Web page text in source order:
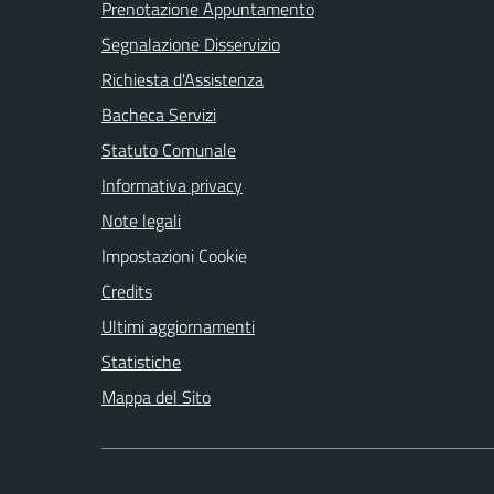
Prenotazione Appuntamento
Segnalazione Disservizio
Richiesta d'Assistenza
Bacheca Servizi
Statuto Comunale
Informativa privacy
Note legali
Impostazioni Cookie
Credits
Ultimi aggiornamenti
Statistiche
Mappa del Sito